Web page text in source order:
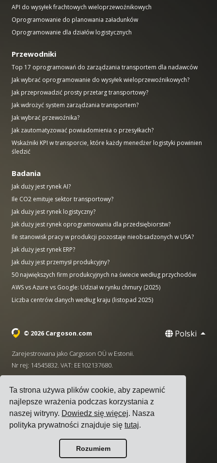
Ta strona używa plików cookie, aby zapewnić
najlepsze wrażenia podczas korzystania z
naszej witryny. Dowiedz się więcej. Nasza
polityka prywatności znajduje siętutaj.
Rozumiem
API do wysyłek frachtowych wieloprzewoźnikowych
Oprogramowanie do planowania załadunków
Oprogramowanie dla działów logistycznych
Przewodniki
Top 17 oprogramowań do zarządzania transportem dla nadawców
Jak wybrać oprogramowanie do wysyłek wieloprzewoźnikowych?
Jak przeprowadzić prosty przetarg transportowy?
Jak wdrożyć system zarządzania transportem?
Jak wybrać przewoźnika?
Jak zautomatyzować powiadomienia o przesyłkach?
Wskaźniki KPI w transporcie, które każdy menedżer logistyki powinien
śledzić
Badania
Jak duży jest rynek AI?
Ile CO2 emituje sektor transportowy?
Jak duży jest rynek logistyczny?
Jak duży jest rynek oprogramowania dla przedsiębiorstw?
Ile stanowisk pracy w produkcji pozostaje nieobsadzonych w USA?
Jak duży jest rynek ERP?
Jak duży jest przemysł produkcyjny?
50 największych firm produkcyjnych na świecie według przychodów
AWS vs Azure vs Google: Udział w rynku chmury (2025)
Liczba centrów danych według kraju (listopad 2025)
© 2026 Cargoson.com Polski
Zarejestrowana jako Cargoson OÜ w Estonii.
Nr rej: 14545832. VAT: EE102137680.
+372 5555 0028 · hello@cargoson.com
Warunki korzystania z usługi|Polityka Prywatności
Polityka plików cookie